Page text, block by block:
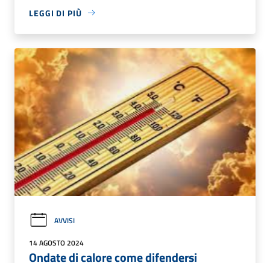
LEGGI DI PIÙ
AVVISI
14 AGOSTO 2024
Ondate di calore come difendersi